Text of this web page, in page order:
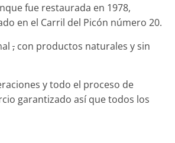
fue restaurada en 1978,
en el Carril del Picón número 20.
, con productos naturales y sin
y todo el proceso de
garantizado así que todos los